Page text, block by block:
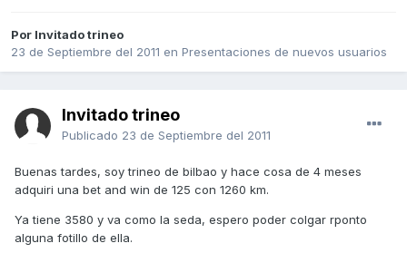
Por Invitado trineo
23 de Septiembre del 2011 en Presentaciones de nuevos usuarios
Invitado trineo
Publicado 23 de Septiembre del 2011
Buenas tardes, soy trineo de bilbao y hace cosa de 4 meses
adquiri una bet and win de 125 con 1260 km.
Ya tiene 3580 y va como la seda, espero poder colgar rponto
alguna fotillo de ella.